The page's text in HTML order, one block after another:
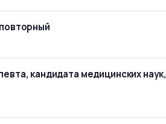
кандидата медицинских наук,